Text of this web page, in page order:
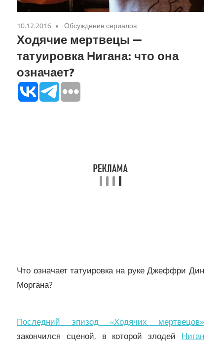
10.12.2016 Обсуждение сериалов
Ходячие мертвецы —
татуировка Нигана: что она
означает?
Что означает татуировка на руке Джеффри Дин
Моргана?
Последний эпизод «Ходячих мертвецов»
закончился сценой, в которой злодей Ниган